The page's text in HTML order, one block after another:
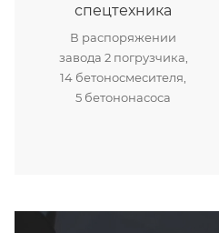
спецтехника
В распоряжении
завода 2 погрузчика,
14 бетоносмесителя,
5 бетононасоса